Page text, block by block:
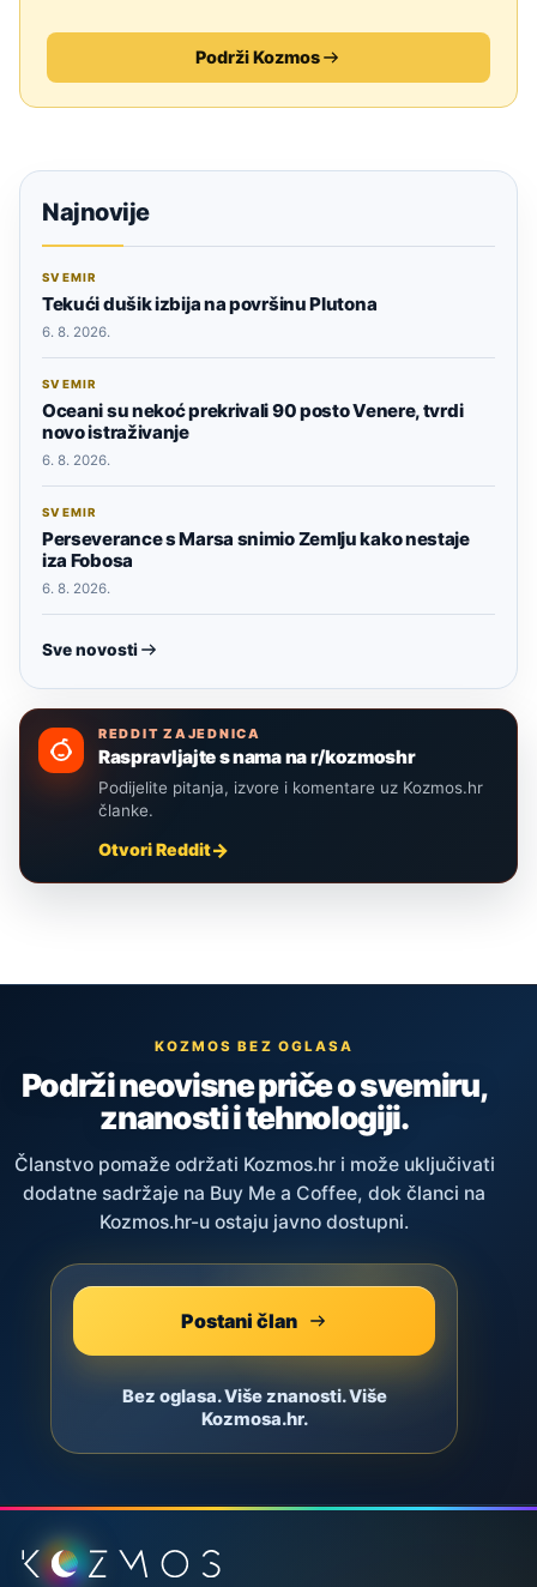
Podrži Kozmos
Najnovije
SVEMIR
Tekući dušik izbija na površinu Plutona
6. 8. 2026.
SVEMIR
Oceani su nekoć prekrivali 90 posto Venere, tvrdi
novo istraživanje
6. 8. 2026.
SVEMIR
Perseverance s Marsa snimio Zemlju kako nestaje
iza Fobosa
6. 8. 2026.
Sve novosti
REDDIT ZAJEDNICA
Raspravljajte s nama na r/kozmoshr
Podijelite pitanja, izvore i komentare uz Kozmos.hr
članke.
Otvori Reddit
KOZMOS BEZ OGLASA
Podrži neovisne priče o svemiru,
znanosti i tehnologiji.
Članstvo pomaže održati Kozmos.hr i može uključivati
dodatne sadržaje na Buy Me a Coffee, dok članci na
Kozmos.hr-u ostaju javno dostupni.
Postani član
Bez oglasa. Više znanosti. Više
Kozmosa.hr.
Podnožje stranice